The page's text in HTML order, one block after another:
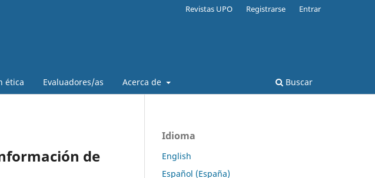
ética Evaluadores/as Acerca de Buscar
Revistas UPO Registrarse Entrar
de
Idioma
English
Español (España)